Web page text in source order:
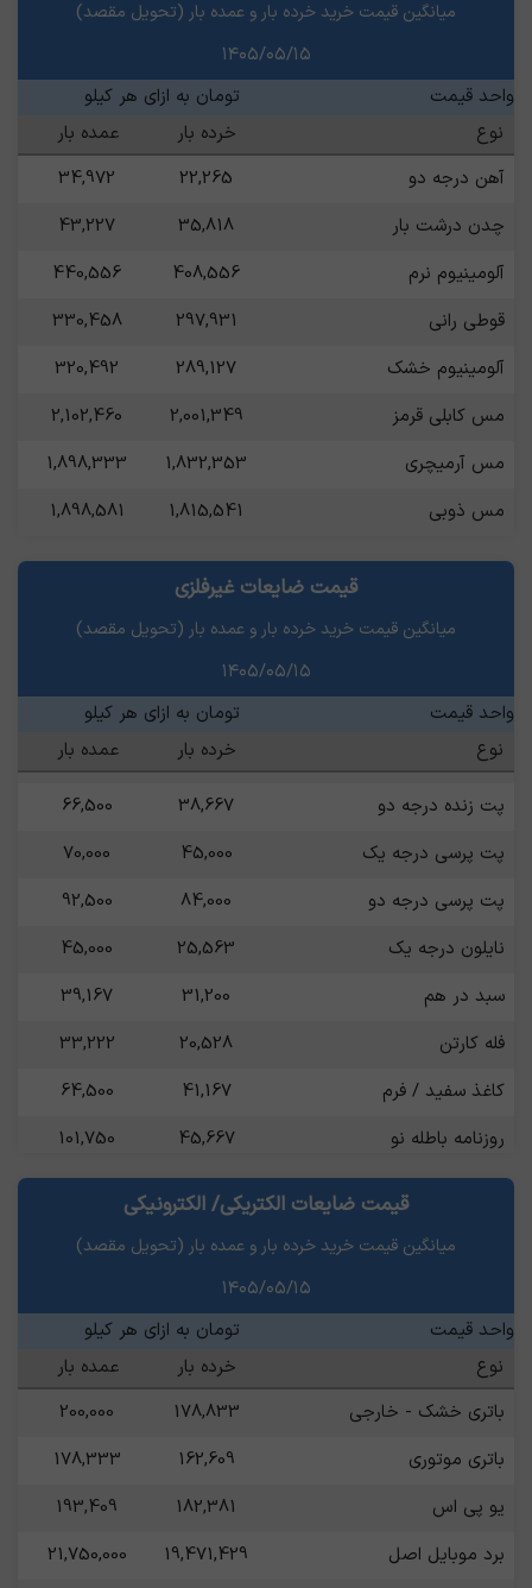
میانگین قیمت خرید خرده بار و عمده بار (تحویل مقصد)
۱۴۰۵/۰۵/۱۵
واحد قیمت
تومان به ازای هر کیلو
نوع
خرده بار
عمده بار
آهن درجه دو
22,265
34,972
چدن درشت بار
35,818
43,227
آلومینیوم نرم
408,556
440,556
قوطی رانی
297,931
330,458
آلومینیوم خشک
289,127
320,492
مس کابلی قرمز
2,001,349
2,102,460
مس آرمیچری
1,832,353
1,898,333
مس ذوبی
1,815,541
1,898,581
برنج زردبار
1,125,536
1,198,571
265,667
باتری خشک - ایرانی
195,167
207,167
آهن سوپر ویژه
31,692
42,385
آهن درجه یک
30,027
38,591
قیمت ضایعات غیرفلزی
میانگین قیمت خرید خرده بار و عمده بار (تحویل مقصد)
۱۴۰۵/۰۵/۱۵
واحد قیمت
تومان به ازای هر کیلو
نوع
خرده بار
عمده بار
پت زنده درجه دو
38,667
66,500
پت پرسی درجه یک
45,000
70,000
پت پرسی درجه دو
84,000
92,500
نایلون درجه یک
25,563
45,000
سبد در هم
31,200
39,167
فله کارتن
20,528
33,222
کاغذ سفید / فرم
41,167
64,500
روزنامه باطله نو
45,667
101,750
پرک پت هاتواش- زیر 200
118,000
120,600
پت زنده درجه یک
55,000
قیمت ضایعات الکتریکی/ الکترونیکی
میانگین قیمت خرید خرده بار و عمده بار (تحویل مقصد)
۱۴۰۵/۰۵/۱۵
واحد قیمت
تومان به ازای هر کیلو
نوع
خرده بار
عمده بار
باتری خشک - خارجی
178,833
200,000
باتری موتوری
162,609
178,333
یو پی اس
182,381
193,409
برد موبایل اصل
19,471,429
21,750,000